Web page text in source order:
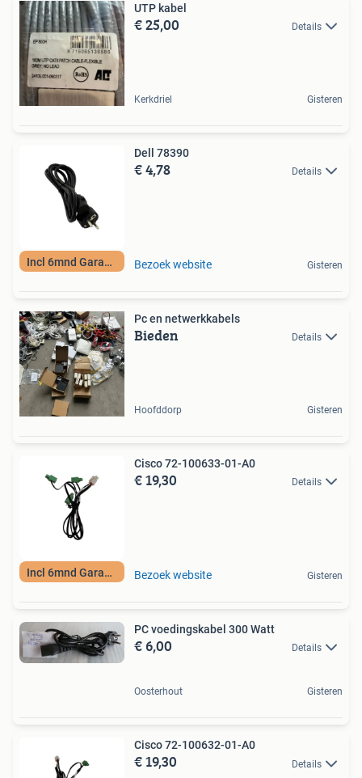
UTP kabel
€ 25,00 Details
Kerkdriel Gisteren
Incl 6mnd Garantie
Dell 78390
€ 4,78 Details
Bezoek website Gisteren
Pc en netwerkkabels
Bieden Details
Hoofddorp Gisteren
Incl 6mnd Garantie
Cisco 72-100633-01-A0
€ 19,30 Details
Bezoek website Gisteren
PC voedingskabel 300 Watt
€ 6,00 Details
Oosterhout Gisteren
Cisco 72-100632-01-A0
€ 19,30 Details